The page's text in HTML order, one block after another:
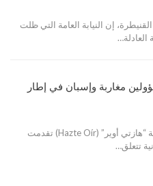
إن النيابة العامة التي ظلت
مغاربة وإسبان في إطار
أفادت وسائل إعلام إسبانية بأن جمعية “هازتي أوير” (Hazte Oír) تقدمت
تتعلق…